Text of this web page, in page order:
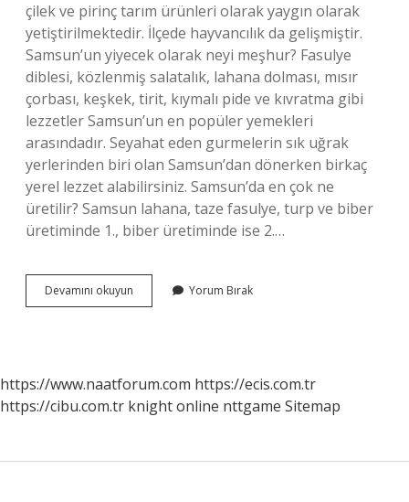
çilek ve pirinç tarım ürünleri olarak yaygın olarak
yetiştirilmektedir. İlçede hayvancılık da gelişmiştir.
Samsun’un yiyecek olarak neyi meşhur? Fasulye
diblesi, közlenmiş salatalık, lahana dolması, mısır
çorbası, keşkek, tirit, kıymalı pide ve kıvratma gibi
lezzetler Samsun’un en popüler yemekleri
arasındadır. Seyahat eden gurmelerin sık uğrak
yerlerinden biri olan Samsun’dan dönerken birkaç
yerel lezzet alabilirsiniz. Samsun’da en çok ne
üretilir? Samsun lahana, taze fasulye, turp ve biber
üretiminde 1., biber üretiminde ise 2.…
Devamını okuyun Samsunun
Hangi
Yorum Bırak
https://www.naatforum.com https://ecis.com.tr
https://cibu.com.tr knight online nttgame Sitemap